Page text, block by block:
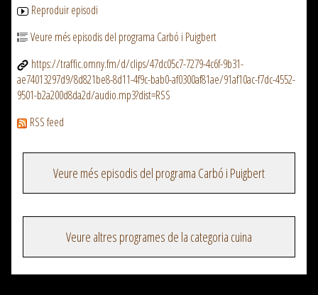
Reproduir episodi
Veure més episodis del programa Carbó i Puigbert
https://traffic.omny.fm/d/clips/47dc05c7-7279-4c6f-9b31-
ae74013297d9/8d821be8-8d11-4f9c-bab0-af0300af81ae/91af10ac-f7dc-4552-
9501-b2a200d8da2d/audio.mp3?dist=RSS
RSS feed
Veure més episodis del programa Carbó i Puigbert
Veure altres programes de la categoria cuina